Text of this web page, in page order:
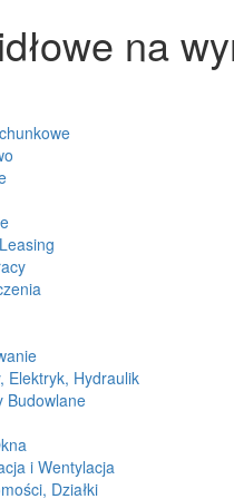
na
Elektryk, Hydraulik
Budowlane
i Wentylacja
Działki